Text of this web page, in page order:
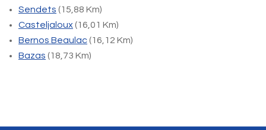
Sendets (15,88 Km)
Casteljaloux(16,01 Km)
Bernos Beaulac(16,12 Km)
Bazas (18,73 Km)